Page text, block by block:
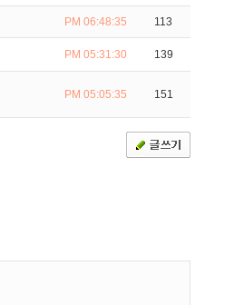
PM 06:48:35 113
PM 05:31:30 139
PM 05:05:35 151